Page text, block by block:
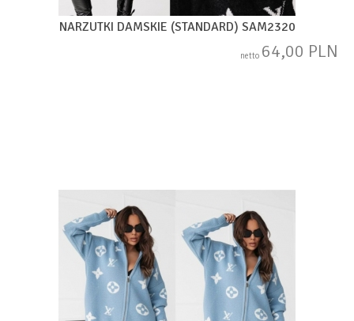
NARZUTKI DAMSKIE (STANDARD) SAM2320
netto 64,00 PLN